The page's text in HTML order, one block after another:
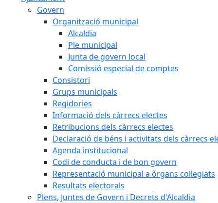
Govern
Organització municipal
Alcaldia
Ple municipal
Junta de govern local
Comissió especial de comptes
Consistori
Grups municipals
Regidories
Informació dels càrrecs electes
Retribucions dels càrrecs electes
Declaració de béns i activitats dels càrrecs
Agenda institucional
Codi de conducta i de bon govern
Representació municipal a òrgans col·legiats
Resultats electorals
Plens, Juntes de Govern i Decrets d'Alcaldia